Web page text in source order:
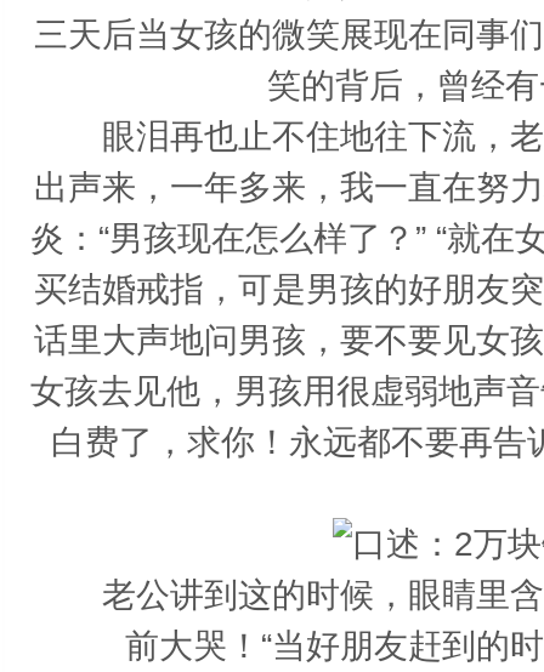
三天后当女孩的微笑展现在同事
笑的背后，曾经
眼泪再也止不住地往下流，老
出声来，一年多来，我一直在努
炎：“男孩现在怎么样了？” “就
买结婚戒指，可是男孩的好朋友
话里大声地问男孩，要不要见女
女孩去见他，男孩用很虚弱地声
白费了，求你！永远都不要再
老公讲到这的时候，眼睛里含
前大哭！“当好朋友赶到的